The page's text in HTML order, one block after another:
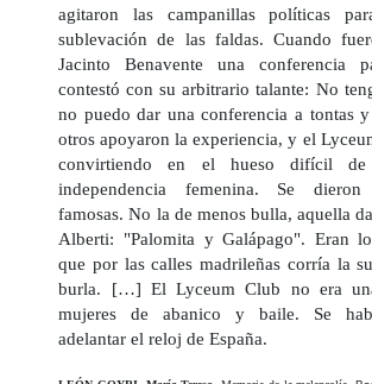
agitaron las campanillas políticas
sublevación de las faldas. Cuando
Jacinto Benavente una conferencia
contestó con su arbitrario talante: No
no puedo dar una conferencia a tontas
otros apoyaron la experiencia, y el
convirtiendo en el hueso difícil
independencia femenina. Se dieron
famosas. No la de menos bulla, aquella
Alberti: "Palomita y Galápago". Eran
que por las calles madrileñas corría la
burla. […] El Lyceum Club no era
mujeres de abanico y baile. Se
adelantar el reloj de España.